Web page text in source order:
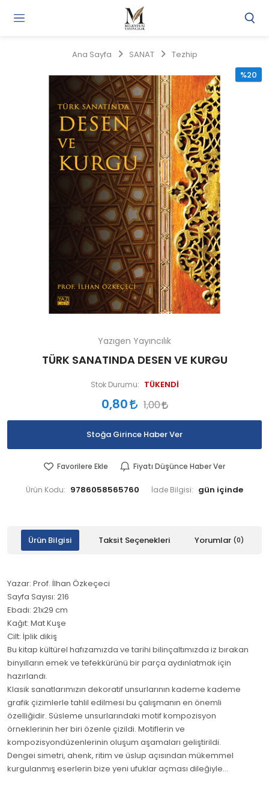
Ana Sayfa SANAT Tezhip
%20
Yazıgen Yayıncılık
TÜRK SANATINDA DESEN VE KURGU
Stok Durumu: TÜKENDİ
0,80 1,00
Stoğa Girince Haber Ver
Favorilere Ekle Fiyatı Düşünce Haber Ver
Ürün Kodu: 9786058565760 İade Bilgisi:
Ürün Bilgisi Taksit Seçenekleri Yorumlar (0)
Yazar: Prof. İlhan Özkeçeci
Sayfa Sayısı: 216
Ebadı: 21x29 cm
Kağıt: Mat Kuşe
Cilt: İplik dikiş
Bu kitap kültürel hafızamızda ve tarihi bilinçaltımızda iz bırakan
binyılların emek ve tefekkürünü bir parça aydınlatmak için
hazırlandı.
Klasik sanatlarımızın dekoratif unsurlarının kademe kademe
grafik çizimlerle tahlil edilmesi bu çalışmanın en önemli
özelliğidir. Süsleme unsurlarındaki motif kompozisyon
örneklerinin her biri özenle çizildi. Motiflerin ve
kompozisyondüzenlerinin oluşum aşamaları geliştirildi.
Dengei simetri, ahenk, ritim ve üslup açısından mükemmel
kurgulanmış eserlerin bize yeni ufuklar açması dileğiyle...